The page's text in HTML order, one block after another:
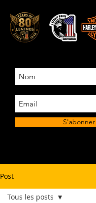
S'abonner
Post
Tous les posts